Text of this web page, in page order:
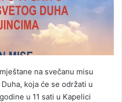
na svečanu misu
koja će se održati u
u 11 sati u Kapelici